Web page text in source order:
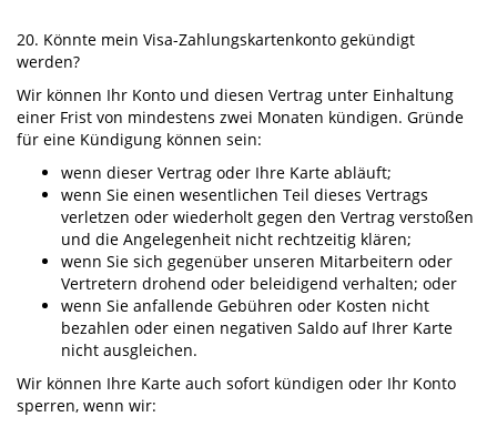
20. Könnte mein Visa-Zahlungskartenkonto gekündigt
werden?
Wir können Ihr Konto und diesen Vertrag unter Einhaltung
einer Frist von mindestens zwei Monaten kündigen. Gründe
für eine Kündigung können sein:
wenn dieser Vertrag oder Ihre Karte abläuft;
wenn Sie einen wesentlichen Teil dieses Vertrags
verletzen oder wiederholt gegen den Vertrag verstoßen
und die Angelegenheit nicht rechtzeitig klären;
wenn Sie sich gegenüber unseren Mitarbeitern oder
Vertretern drohend oder beleidigend verhalten; oder
wenn Sie anfallende Gebühren oder Kosten nicht
bezahlen oder einen negativen Saldo auf Ihrer Karte
nicht ausgleichen.
Wir können Ihre Karte auch sofort kündigen oder Ihr Konto
sperren, wenn wir: